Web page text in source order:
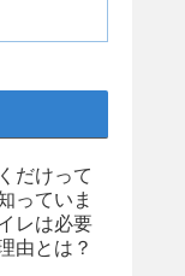
だけって
っていま
レは必要
由とは？